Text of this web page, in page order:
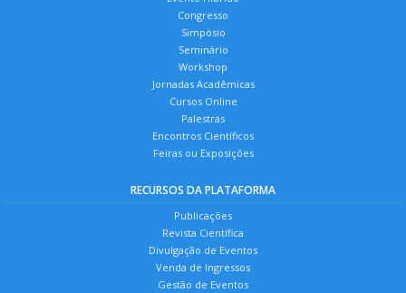
Congresso
Simpósio
Seminário
Workshop
Jornadas Acadêmicas
Cursos Online
Palestras
Encontros Científicos
Feiras ou Exposições
RECURSOS DA PLATAFORMA
Publicações
Revista Científica
Divulgação de Eventos
Venda de Ingressos
Gestão de Eventos